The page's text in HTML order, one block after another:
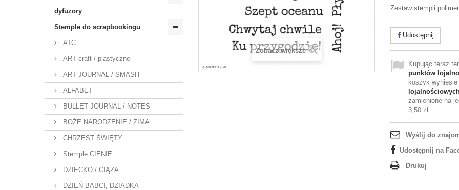
dyfuzory
Stemple do scrapbookingu
ATC
ART craft / plastyczne
ART JOURNAL / SMASH
ALFABET
BULLET JOURNAL / NOTES
BOŻE NARODZENIE / ZIMA
CHRZEST ŚWIĘTY
Stemple CIENIE
DZIECKO / CIĄŻA
DZIEŃ BABCI, DZIADKA
Zobacz większe
Zestaw stempli
Udostępnij
Kupując teraz
punktów
koszyk wyniesie
zamienione na
3,50 zł.
Wyślij do
Udostępnij na
Drukuj